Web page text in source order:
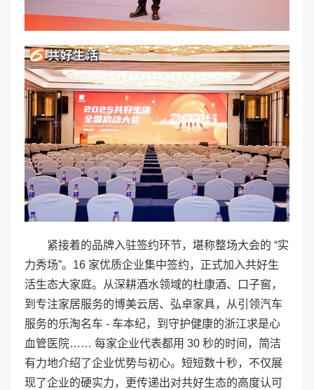
紧接着的品牌入驻签约环节，堪称整场大会的 “实
力秀场”。16 家优质企业集中签约，正式加入共好生
活生态大家庭。从深耕酒水领域的杜康酒、口子窖，
到专注家居服务的博美云居、弘卓家具，从引领汽车
服务的乐淘名车 - 车本纪，到守护健康的浙江求是心
血管医院…… 每家企业代表都用 30 秒的时间，简洁
有力地介绍了企业优势与初心。短短数十秒，不仅展
现了企业的硬实力，更传递出对共好生态的高度认可